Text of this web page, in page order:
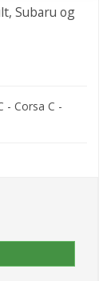
Subaru og
- Corsa C -